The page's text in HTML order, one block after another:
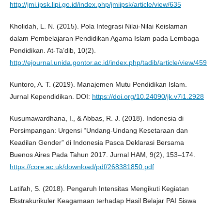
http://jmi.ipsk.lipi.go.id/index.php/jmiipsk/article/view/635
Kholidah, L. N. (2015). Pola Integrasi Nilai-Nilai Keislaman
dalam Pembelajaran Pendidikan Agama Islam pada Lembaga
Pendidikan. At-Ta’dib, 10(2).
http://ejournal.unida.gontor.ac.id/index.php/tadib/article/view/459
Kuntoro, A. T. (2019). Manajemen Mutu Pendidikan Islam.
Jurnal Kependidikan. DOI: https://doi.org/10.24090/jk.v7i1.2928
Kusumawardhana, I., & Abbas, R. J. (2018). Indonesia di
Persimpangan: Urgensi “Undang-Undang Kesetaraan dan
Keadilan Gender” di Indonesia Pasca Deklarasi Bersama
Buenos Aires Pada Tahun 2017. Jurnal HAM, 9(2), 153–174.
https://core.ac.uk/download/pdf/268381850.pdf
Latifah, S. (2018). Pengaruh Intensitas Mengikuti Kegiatan
Ekstrakurikuler Keagamaan terhadap Hasil Belajar PAI Siswa